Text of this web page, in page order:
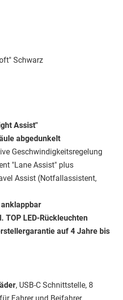
Schwarz
Assist"
abgedunkelt
Geschwindigkeitsregelung
"Lane Assist" plus
Assist (Notfallassistent,
TOP LED-Rückleuchten
auf 4 Jahre bis
, USB-C Schnittstelle, 8